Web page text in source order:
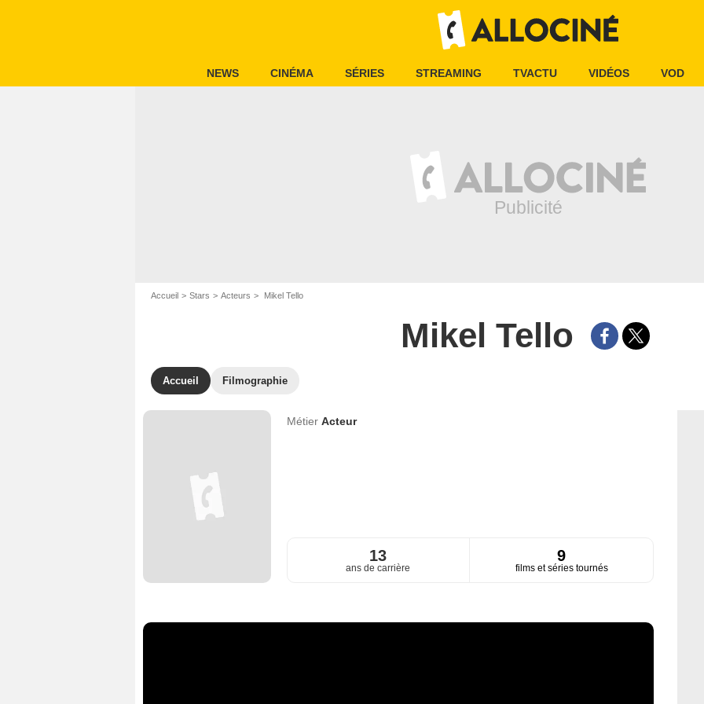
NEWS CINÉMA SÉRIES STREAMING TVACTU VIDÉOS VOD
Accueil Stars Acteurs Mikel Tello
Mikel Tello
Accueil Filmographie
Métier Acteur
13
ans de carrière
9
films et séries tournés